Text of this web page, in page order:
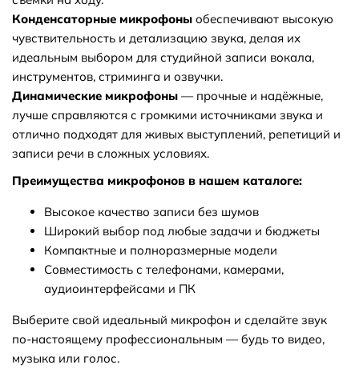
Как получить скидку на товар или заказ?
Обязательно ли регистрироваться на
вашем сайте что бы оформить заказ?
Низкие цены
В магазине «Bobbystore» вы можете купить микрофоны по
представлено 228 товаров - выбирайте и покупайте нужный
микрофон по характеристикам, обзорам и отзывам.
Доставим ваш микрофон до нужного адреса или пункта
выдачи в Оше.
За покупку микрофонов вы получите бонусы в размере от
3% до 15% от стоимости заказа. 1 бонус = 1сом. Бонусами
можно оплатить до 30% заказа.
Конденсаторные микрофоны обеспечивают высокую
чувствительность и детализацию звука, делая их
идеальным выбором для студийной записи вокала,
инструментов, стриминга и озвучки.
Динамические микрофоны — прочные и надёжные,
лучше справляются с громкими источниками звука и
отлично подходят для живых выступлений, репетиций и
записи речи в сложных условиях.
Преимущества микрофонов в нашем каталоге:
Высокое качество записи без шумов
Широкий выбор под любые задачи и бюджеты
Компактные и полноразмерные модели
Совместимость с телефонами, камерами,
аудиоинтерфейсами и ПК
Выберите свой идеальный микрофон и сделайте звук
по-настоящему профессиональным — будь то видео,
музыка или голос.